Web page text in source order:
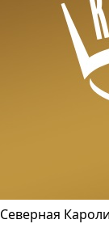
Северная